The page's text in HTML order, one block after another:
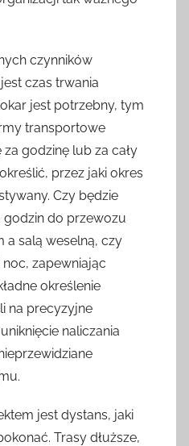
czynników
czas trwania
jest potrzebny, tym
transportowe
godzinę lub za cały
przez jaki okres
Czy będzie
godzin do przewozu
a salą weselną, czy
noc, zapewniając
określenie
na precyzyjne
naliczania
jest dystans, jaki
Trasy dłuższe,